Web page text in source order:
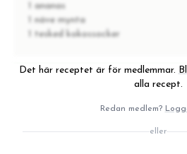
1 ananas
1 näve mynta
1 tesked kokossocker
1
Skär upp ananasen och mät
Det här receptet är för medlemmar.
alla recept.
Redan medlem?
eller